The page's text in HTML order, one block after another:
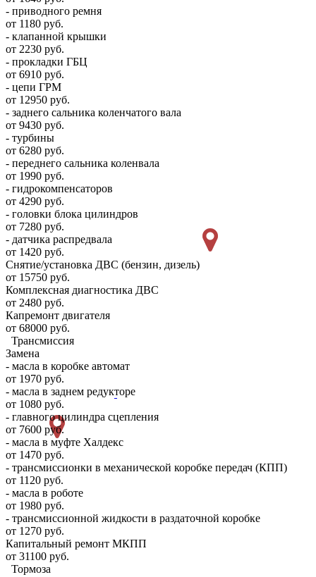
- приводного ремня
от 1180 руб.
- клапанной крышки
от 2230 руб.
- прокладки ГБЦ
от 6910 руб.
- цепи ГРМ
от 12950 руб.
- заднего сальника коленчатого вала
от 9430 руб.
- турбины
от 6280 руб.
- переднего сальника коленвала
от 1990 руб.
- гидрокомпенсаторов
от 4290 руб.
- головки блока цилиндров
от 7280 руб.
- датчика распредвала
от 1420 руб.
Снятие/установка ДВС (бензин, дизель)
от 15750 руб.
Комплексная диагностика ДВС
от 2480 руб.
Капремонт двигателя
от 68000 руб.
Трансмиссия
Замена
- масла в коробке автомат
от 1970 руб.
- масла в заднем редукторе
от 1080 руб.
- главного цилиндра сцепления
от 7600 руб.
- масла в муфте Халдекс
от 1470 руб.
- трансмиссионки в механической коробке передач (КПП)
от 1120 руб.
- масла в роботе
от 1980 руб.
- трансмиссионной жидкости в раздаточной коробке
от 1270 руб.
Капитальный ремонт МКПП
от 31100 руб.
Тормоза